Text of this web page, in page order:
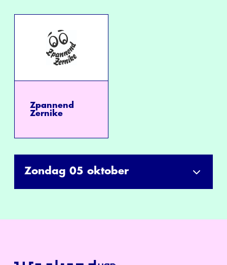
Zpannend
Zernike
Zondag 05 oktober